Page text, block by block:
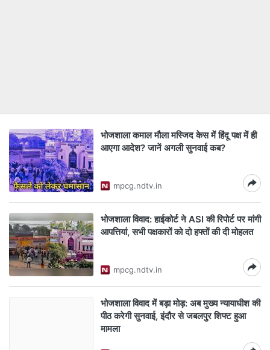
भोजशाला कमाल मौला मस्जिद केस में हिंदू पक्ष में ही
आएगा आदेश? जानें अगली सुनवाई कब?
mpcg.ndtv.in
भोजशाला विवाद: हाईकोर्ट ने ASI की रिपोर्ट पर मांगी
आपत्तियां, सभी पक्षकारों को दो हफ्तों की दी मोहलत
mpcg.ndtv.in
भोजशाला विवाद में बड़ा मोड़: अब मुख्य न्यायाधीश की
पीठ करेगी सुनवाई, इंदौर से जबलपुर शिफ्ट हुआ
मामला